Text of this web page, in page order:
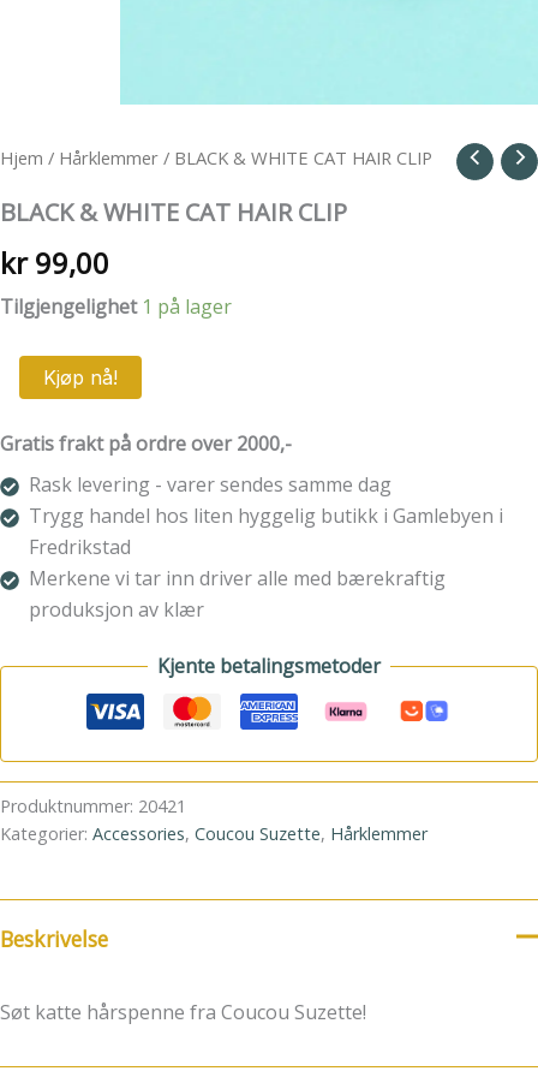
Hjem / Hårklemmer / BLACK & WHITE CAT HAIR CLIP
BLACK & WHITE CAT HAIR CLIP
kr99,00
Tilgjengelighet 1 på lager
BLACK
CAT
CLIP
antall
Kjøp nå!
Gratis frakt på ordre over 2000,-
Rask levering - varer sendes samme dag
Trygg handel hos liten hyggelig butikk i Gamlebyen i
Fredrikstad
Merkene vi tar inn driver alle med bærekraftig
produksjon av klær
Kjente betalingsmetoder
Produktnummer: 20421
Kategorier: Accessories, Coucou Suzette, Hårklemmer
Beskrivelse
Søt katte hårspenne fra Coucou Suzette!